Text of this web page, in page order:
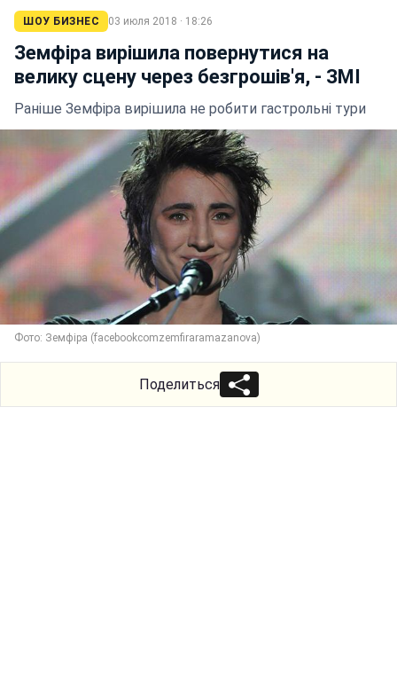
ШОУ БИЗНЕС 03 июля 2018 · 18:26
Земфіра вирішила повернутися на
велику сцену через безгрошів'я, - ЗМІ
Раніше Земфіра вирішила не робити гастрольні тури
Фото: Земфіра (facebookcomzemfiraramazanova)
Поделиться